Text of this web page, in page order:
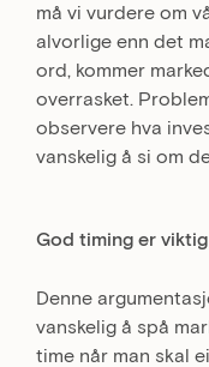
må vi vurdere om
alvorlige enn det
ord, kommer
overrasket.
observere hva
vanskelig å si om
God timing er viktig
Denne
vanskelig å spå
time når man skal